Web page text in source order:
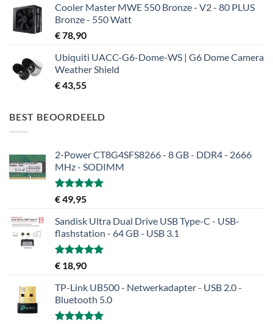
Cooler Master MWE 550 Bronze - V2 - 80 PLUS
Bronze - 550 Watt
€78,90
Ubiquiti UACC-G6-Dome-WS | G6 Dome Camera
Weather Shield
€43,55
BEST BEOORDEELD
2-Power CT8G4SFS8266 - 8 GB - DDR4 - 2666
MHz - SODIMM
Gewaardeerd
uit 5
€49,95
Sandisk Ultra Dual Drive USB Type-C - USB-
flashstation - 64 GB - USB 3.1
Gewaardeerd
uit 5
€ 18,90
TP-Link UB500 - Netwerkadapter - USB 2.0 -
Bluetooth 5.0